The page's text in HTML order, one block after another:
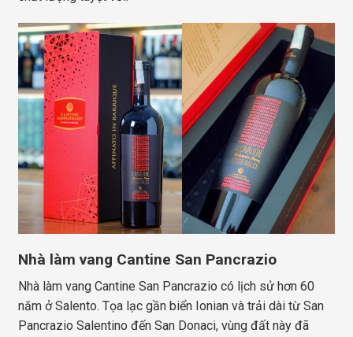
Nhà làm vang Cantine San Pancrazio
Nhà làm vang Cantine San Pancrazio có lịch sử hơn 60
năm ở Salento. Tọa lạc gần biển Ionian và trải dài từ San
Pancrazio Salentino đến San Donaci, vùng đất này đã